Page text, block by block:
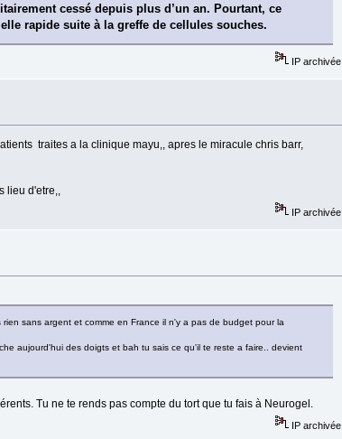
cessé depuis plus d’un an. Pourtant, ce
rapide suite à la greffe de cellules souches.
IP archivée
traites a la clinique mayu,, apres le miracule chris barr,
d'etre,,
IP archivée
sans argent et comme en France il n'y a pas de budget pour la
aujourd'hui des doigts et bah tu sais ce qu'il te reste a faire.. devient
Tu ne te rends pas compte du tort que tu fais à Neurogel.
IP archivée